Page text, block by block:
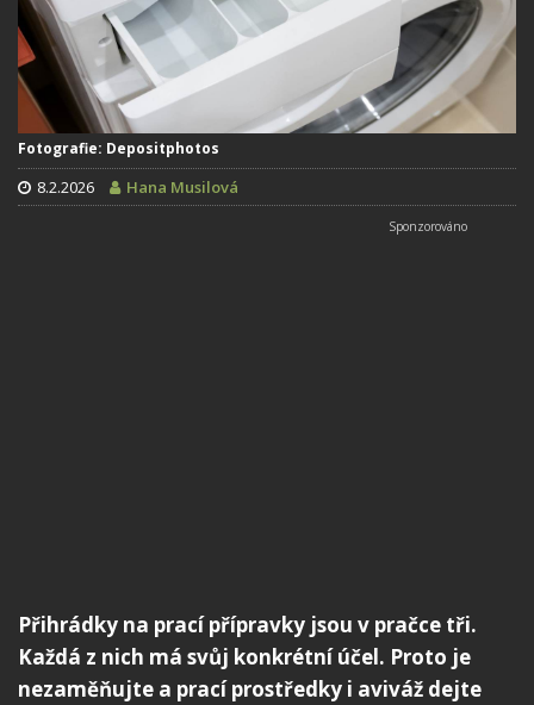
Fotografie: Depositphotos
8.2.2026 Hana Musilová
Přihrádky na prací přípravky jsou v pračce tři.
Každá z nich má svůj konkrétní účel. Proto je
nezaměňujte a prací prostředky i aviváž dejte